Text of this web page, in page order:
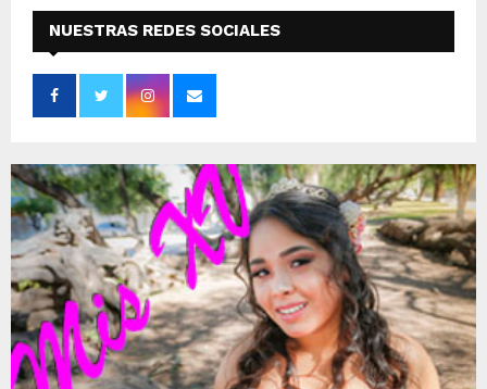
NUESTRAS REDES SOCIALES